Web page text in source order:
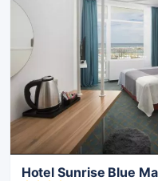
Hotel Sunrise Blue